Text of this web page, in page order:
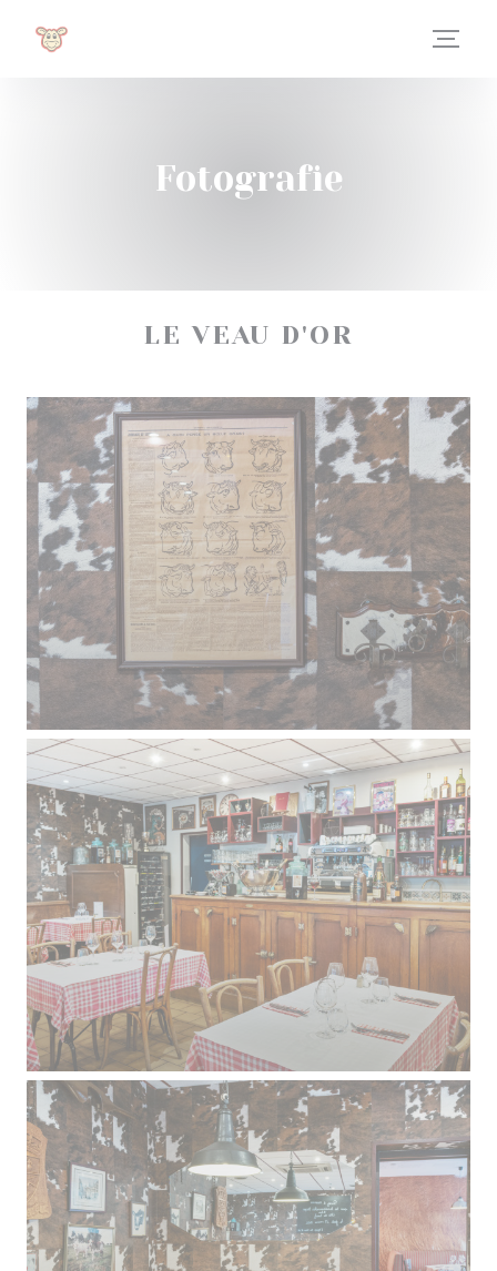
Fotografie
LE VEAU D'OR